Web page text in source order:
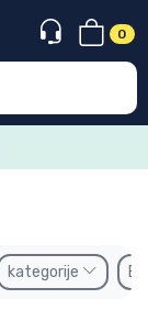
0
kategorije